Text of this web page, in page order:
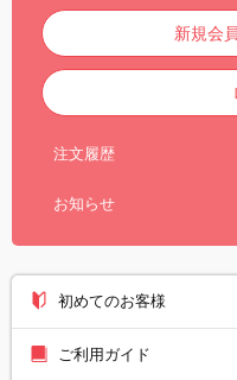
新規会
注文履歴
お知らせ
初めてのお客様
ご利用ガイド